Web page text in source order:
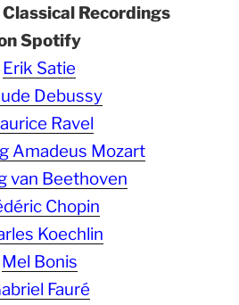
Recordings
Spotify
Erik Satie
Debussy
Ravel
Amadeus Mozart
van Beethoven
Chopin
Koechlin
Mel Bonis
Fauré